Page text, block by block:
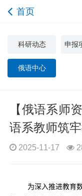
首页
科研动态 申报
俄语中心
【俄语系师
语系教师筑
2025-11-17
为深入推进教育